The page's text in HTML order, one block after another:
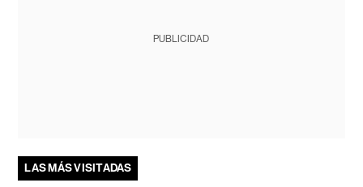
PUBLICIDAD
LAS MÁS VISITADAS